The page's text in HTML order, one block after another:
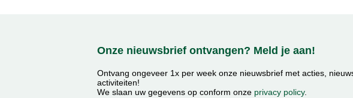
Onze nieuwsbrief ontvangen? Meld je aan!
Ontvang ongeveer 1x per week onze nieuwsbrief met acties,
activiteiten!
We slaan uw gegevens op conform onze privacy policy.